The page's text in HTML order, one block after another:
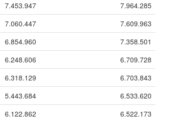
7.453.947
7.964.285
7.060.447
7.609.963
6.854.960
7.358.501
6.248.606
6.709.728
6.318.129
6.703.843
5.443.684
6.533.620
6.122.862
6.522.173